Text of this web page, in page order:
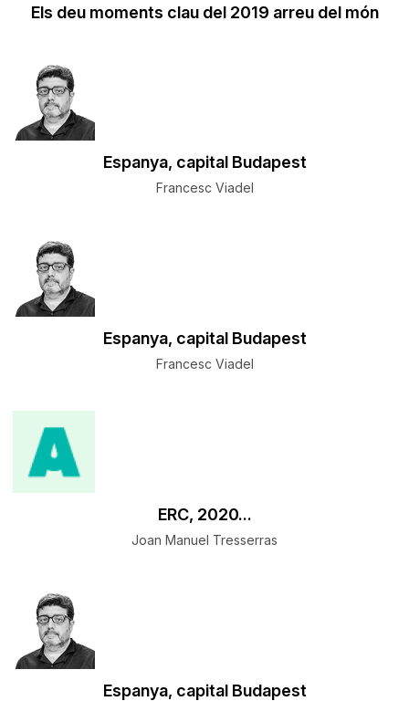
Els deu moments clau del 2019 arreu del món
Espanya, capital Budapest
Francesc Viadel
Espanya, capital Budapest
Francesc Viadel
ERC, 2020...
Joan Manuel Tresserras
Espanya, capital Budapest